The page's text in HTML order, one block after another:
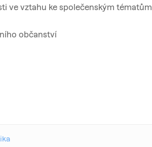
ve vztahu ke společenským tématům
občanství